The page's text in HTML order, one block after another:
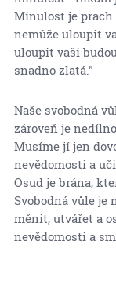
Minulost je
nemůže uloupit
uloupit vaši
snadno zlatá."
Naše svobodná
zároveň je
Musíme jí jen
nevědomosti a
Osud je brána,
Svobodná vůle je
měnit, utvářet a
nevědomosti a